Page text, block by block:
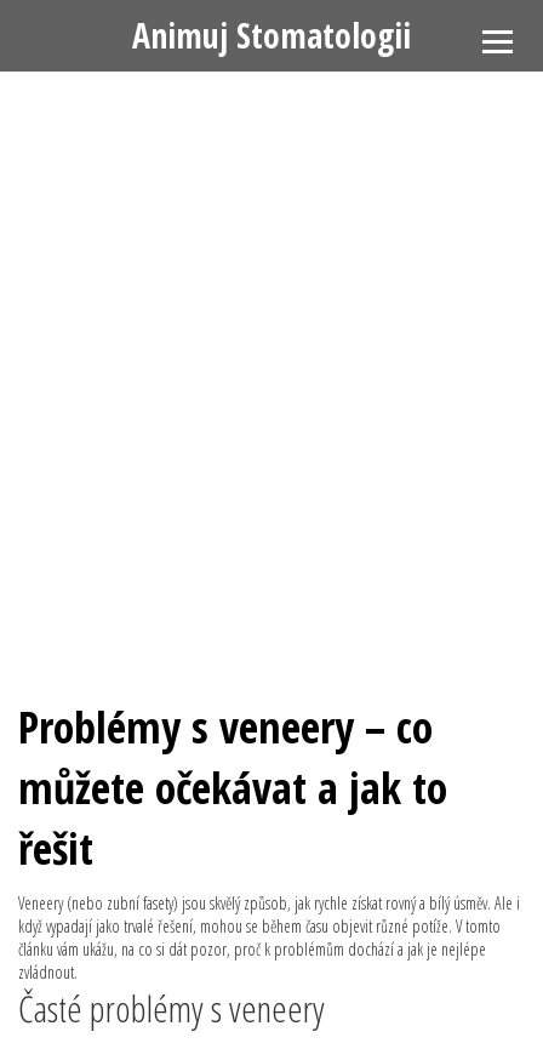
Animuj Stomatologii
Problémy s veneery – co
můžete očekávat a jak to
řešit
Veneery (nebo zubní fasety) jsou skvělý způsob, jak rychle získat rovný a bílý úsměv. Ale i
když vypadají jako trvalé řešení, mohou se během času objevit různé potíže. V tomto
článku vám ukážu, na co si dát pozor, proč k problémům dochází a jak je nejlépe
zvládnout.
Časté problémy s veneery